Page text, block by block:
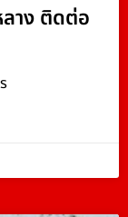
าง ติดต่อ